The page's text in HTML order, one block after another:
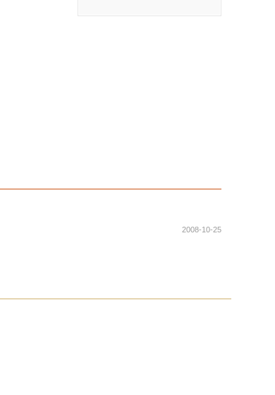
2008-10-25